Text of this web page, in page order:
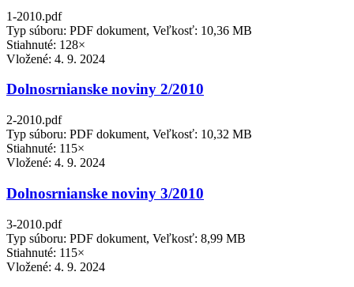
1-2010.pdf
Typ súboru: PDF dokument, Veľkosť: 10,36 MB
Stiahnuté: 128×
Vložené: 4. 9. 2024
Dolnosrnianske noviny 2/2010
2-2010.pdf
Typ súboru: PDF dokument, Veľkosť: 10,32 MB
Stiahnuté: 115×
Vložené: 4. 9. 2024
Dolnosrnianske noviny 3/2010
3-2010.pdf
Typ súboru: PDF dokument, Veľkosť: 8,99 MB
Stiahnuté: 115×
Vložené: 4. 9. 2024